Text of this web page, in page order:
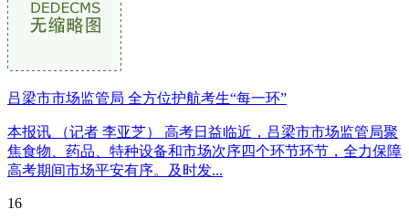
吕梁市市场监管局 全方位护航考生“每一环”
本报讯 （记者 李亚芝） 高考日益临近，吕梁市市场监管局聚
焦食物、药品、特种设备和市场次序四个环节环节，全力保障
高考期间市场平安有序。及时发...
16